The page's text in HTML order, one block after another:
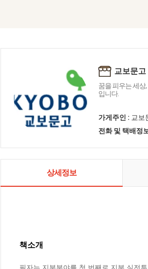
교보문고
꿈을 피우는 세상
입니다.
가게주인 : 교보
전화 및 택배정
상세정보
책소개
필자는 지분분야를 첫 번째로 지분 실전